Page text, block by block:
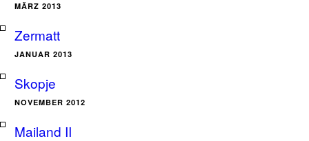
MÄRZ 2013
Zermatt
JANUAR 2013
Skopje
NOVEMBER 2012
Mailand II